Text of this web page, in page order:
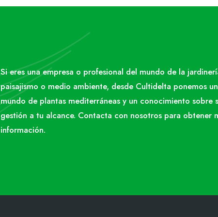
Si eres una empresa o profesional del mundo de la
paisajismo o medio ambiente, desde Cultidelta ponemos un
mundo de plantas mediterráneas y un conocimiento sobre
gestión a tu alcance. Contacta con nosotros para obtener
información.